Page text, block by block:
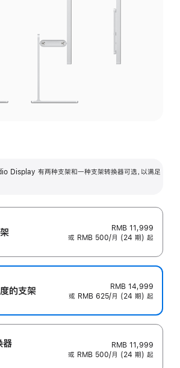
Display 有两种支架和一种支架转换器可选，以满足
RMB 11,999
或 RMB 500/月 (24 期) 起
的支‍架
RMB 14,999
或 RMB 625/月 (24 期) 起
器
RMB 11,999
或 RMB 500/月 (24 期) 起